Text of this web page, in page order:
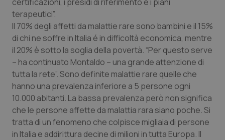
Piemonte
Provincia Autonoma di Bolzano
Provincia Autonoma di Trento
Puglia
Sardegna
HIV
Infezioni & Febbre
Ipertensione & Scompenso
Malattie rare
Malattia di Crohn & Rettocolite Ulcerosa
terapeutici”.
Il 70% degli affetti da malattie rare sono bambini e il 15%
di chi ne soffre in Italia é in difficoltà economica, mentre
il 20% è sotto la soglia della povertà. “Per questo serve
– ha continuato Montaldo – una grande attenzione di
tutta la rete”. Sono definite malattie rare quelle che
hanno una prevalenza inferiore a 5 persone ogni
10.000 abitanti. La bassa prevalenza però non significa
che le persone affette da malattia rara siano poche. Si
tratta di un fenomeno che colpisce migliaia di persone
in Italia e addirittura decine di milioni in tutta Europa. Il